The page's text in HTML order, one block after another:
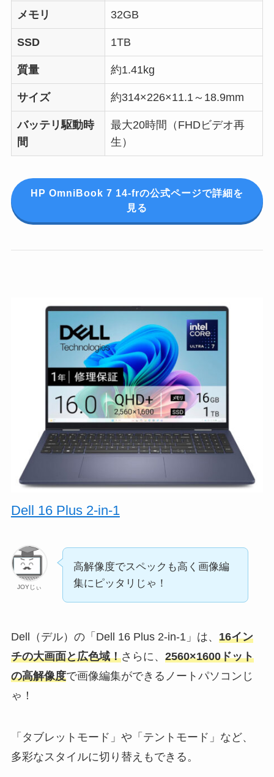
メモリ 32GB
SSD 1TB
質量 約1.41kg
サイズ 約314×226×11.1～18.9mm
バッテリ駆動時
間
最大20時間（FHDビデオ再
生）
HP OmniBook 7 14-frの公式ページで詳細を
見る
Dell 16 Plus 2-in-1
JOYじぃ
高解像度でスペックも高く画像編
集にピッタリじゃ！
Dell（デル）の「Dell 16 Plus 2-in-1」は、 16イン
チの大画面と広色域！さらに、 2560×1600ドット
の高解像度で画像編集ができるノートパソコンじ
ゃ！
「タブレットモード」や「テントモード」など、
多彩なスタイルに切り替えもできる。